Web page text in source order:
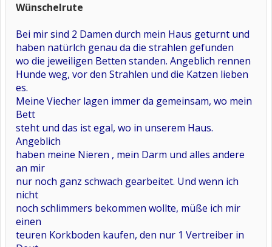
Wünschelrute
Bei mir sind 2 Damen durch mein Haus geturnt und
haben natürlch genau da die strahlen gefunden
wo die jeweiligen Betten standen. Angeblich rennen
Hunde weg, vor den Strahlen und die Katzen lieben
es.
Meine Viecher lagen immer da gemeinsam, wo mein
Bett
steht und das ist egal, wo in unserem Haus.
Angeblich
haben meine Nieren , mein Darm und alles andere
an mir
nur noch ganz schwach gearbeitet. Und wenn ich
nicht
noch schlimmers bekommen wollte, müße ich mir
einen
teuren Korkboden kaufen, den nur 1 Vertreiber in